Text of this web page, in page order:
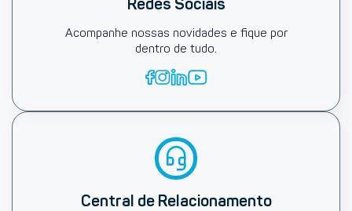
Redes Sociais
Acompanhe nossas novidades e fique por
dentro de tudo.
Central de Relacionamento